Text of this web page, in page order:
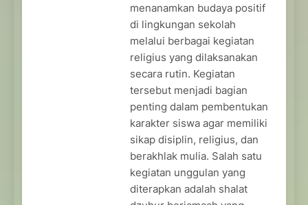
menanamkan budaya positif
di lingkungan sekolah
melalui berbagai kegiatan
religius yang dilaksanakan
secara rutin. Kegiatan
tersebut menjadi bagian
penting dalam pembentukan
karakter siswa agar memiliki
sikap disiplin, religius, dan
berakhlak mulia. Salah satu
kegiatan unggulan yang
diterapkan adalah shalat